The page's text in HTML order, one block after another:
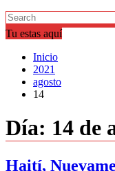
Tu estas aquí
Inicio
2021
agosto
14
Día: 14 de
Haití,